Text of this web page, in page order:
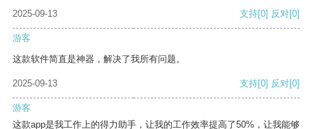
2025-09-13
支持[0] 反对[0]
游客
这款软件简直是神器，解决了我所有问题。
2025-09-13 支持[0] 反对[0]
游客
这款app是我工作上的得力助手，让我的工作效率提高了50%，让我能够